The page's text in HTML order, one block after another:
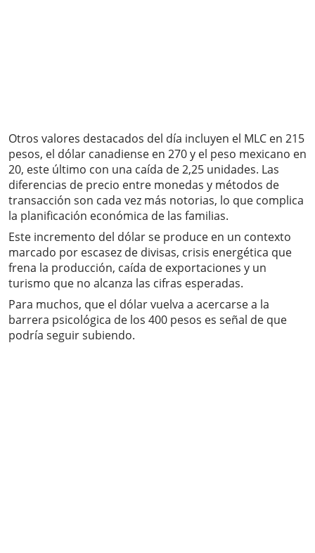
Otros valores destacados del día incluyen el MLC en 215
pesos, el dólar canadiense en 270 y el peso mexicano en
20, este último con una caída de 2,25 unidades. Las
diferencias de precio entre monedas y métodos de
transacción son cada vez más notorias, lo que complica
la planificación económica de las familias.
Este incremento del dólar se produce en un contexto
marcado por escasez de divisas, crisis energética que
frena la producción, caída de exportaciones y un
turismo que no alcanza las cifras esperadas.
Para muchos, que el dólar vuelva a acercarse a la
barrera psicológica de los 400 pesos es señal de que
podría seguir subiendo.